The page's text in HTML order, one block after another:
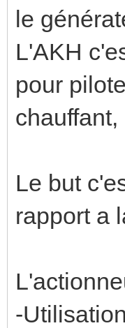
le
L'AKH
pour
Le but
rapport a
-